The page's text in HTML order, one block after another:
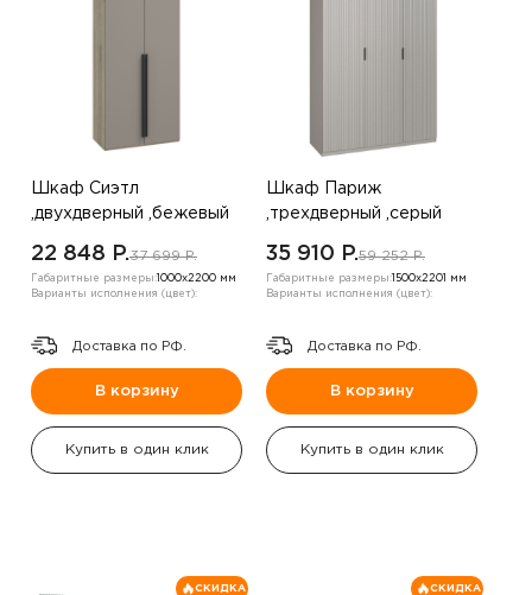
Шкаф Сиэтл
,двухдверный ,бежевый
22 848 P.37 699 P.
Габаритные размеры: 1000х2200 мм
Варианты исполнения (цвет):
Доставка по РФ.
В корзину
Купить в один клик
Шкаф Париж
,трехдверный ,серый
35 910 P.59 252 P.
Габаритные размеры: 1500х2201 мм
Варианты исполнения (цвет):
Доставка по РФ.
В корзину
Купить в один клик
СКИДКА СКИДКА